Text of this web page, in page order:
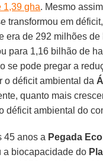
1,39 gha. Mesmo
transformou em
era de 292 milhões de
para 1,16 bilhão de
se pode pregar a
o déficit ambiental da
quanto mais
déficit ambiental do
45 anos a Pegada
a biocapacidade do